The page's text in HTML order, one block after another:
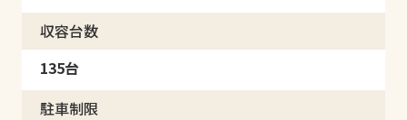
収容台数
135台
駐車制限